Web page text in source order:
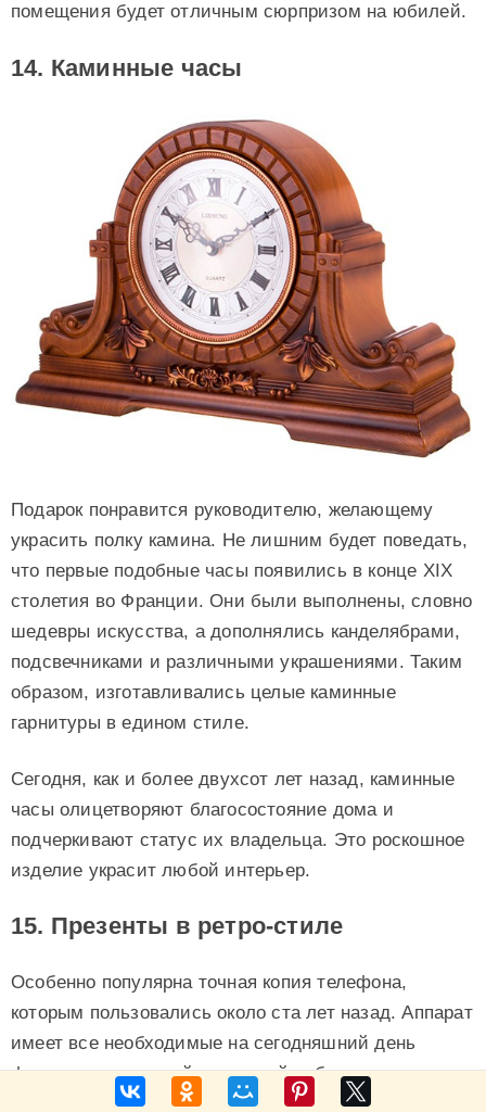
помещения будет отличным сюрпризом на юбилей.
14. Каминные часы
Подарок понравится руководителю, желающему
украсить полку камина. Не лишним будет поведать,
что первые подобные часы появились в конце XIX
столетия во Франции. Они были выполнены, словно
шедевры искусства, а дополнялись канделябрами,
подсвечниками и различными украшениями. Таким
образом, изготавливались целые каминные
гарнитуры в едином стиле.
Сегодня, как и более двухсот лет назад, каминные
часы олицетворяют благосостояние дома и
подчеркивают статус их владельца. Это роскошное
изделие украсит любой интерьер.
15. Презенты в ретро-стиле
Особенно популярна точная копия телефона,
которым пользовались около ста лет назад. Аппарат
имеет все необходимые на сегодняшний день
функции: пульсовый и тоновый набор, регулировка
громкости вызова.